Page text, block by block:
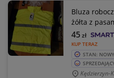
Bluza
żółta z
KUP TERAZ
45zł
STAN: NOWY
Kędzierzyn-